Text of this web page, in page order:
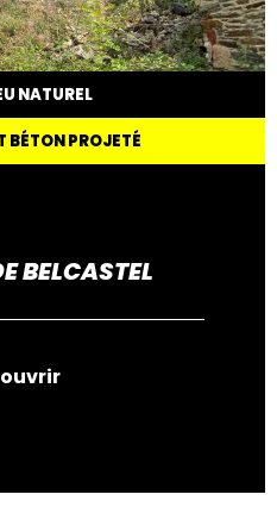
NATUREL
BÉTON PROJETÉ
BELCASTEL